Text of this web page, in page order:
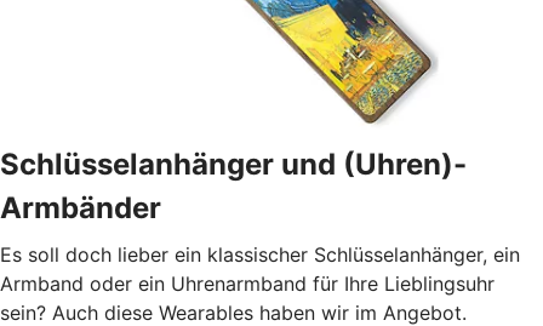
Schlüsselanhänger und (Uhren)-
Armbänder
Es soll doch lieber ein klassischer Schlüsselanhänger, ein
Armband oder ein Uhrenarmband für Ihre Lieblingsuhr
sein? Auch diese Wearables haben wir im Angebot.